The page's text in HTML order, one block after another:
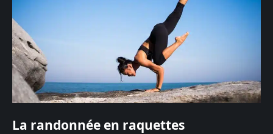
La randonnée en raquettes